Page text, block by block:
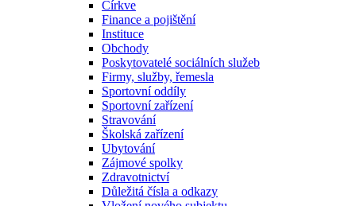
Církve
Finance a pojištění
Instituce
Obchody
Poskytovatelé sociálních služeb
Firmy, služby, řemesla
Sportovní oddíly
Sportovní zařízení
Stravování
Školská zařízení
Ubytování
Zájmové spolky
Zdravotnictví
Důležitá čísla a odkazy